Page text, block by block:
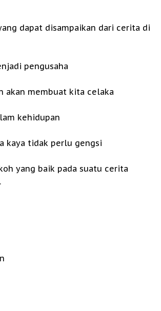
dapat disampaikan dari cerita di
pengusaha
akan membuat kita celaka
kehidupan
kaya tidak perlu gengsi
yang baik pada suatu cerita